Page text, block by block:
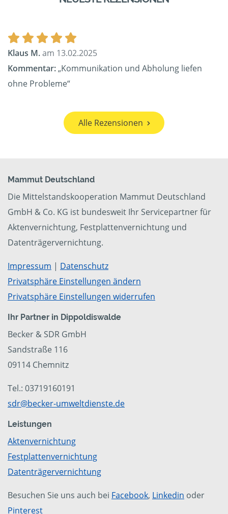
Klaus M.am 13.02.2025
Kommentar:„Kommunikation und Abholung liefen
ohne Probleme“
Alle Rezensionen
Mammut Deutschland
Die Mittelstandskooperation Mammut Deutschland
GmbH & Co. KG ist bundesweit Ihr Servicepartner für
Aktenvernichtung, Festplattenvernichtung und
Datenträgervernichtung.
Impressum | Datenschutz
Privatsphäre Einstellungen ändern
Privatsphäre Einstellungen widerrufen
Ihr Partner in Dippoldiswalde
Becker & SDR GmbH
Sandstraße 116
09114 Chemnitz
Tel.: 03719160191
sdr@becker-umweltdienste.de
Leistungen
Aktenvernichtung
Festplattenvernichtung
Datenträgervernichtung
Besuchen Sie uns auch bei Facebook, Linkedin oder
Pinterest